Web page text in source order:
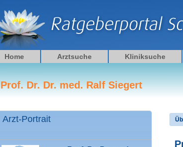
Home Arztsuche Kliniksuche
Prof. Dr. Dr. med. Ralf Siegert
Arzt-Portrait